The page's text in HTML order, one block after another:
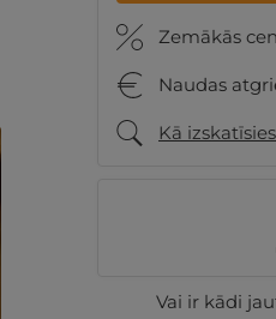
Zemākās
Naudas
Kā
Vai ir kādi